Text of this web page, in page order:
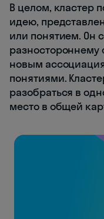
В целом, кластер
идею,
или понятием. Он
разностороннему
новым
понятиями.
разобраться в
место в общей